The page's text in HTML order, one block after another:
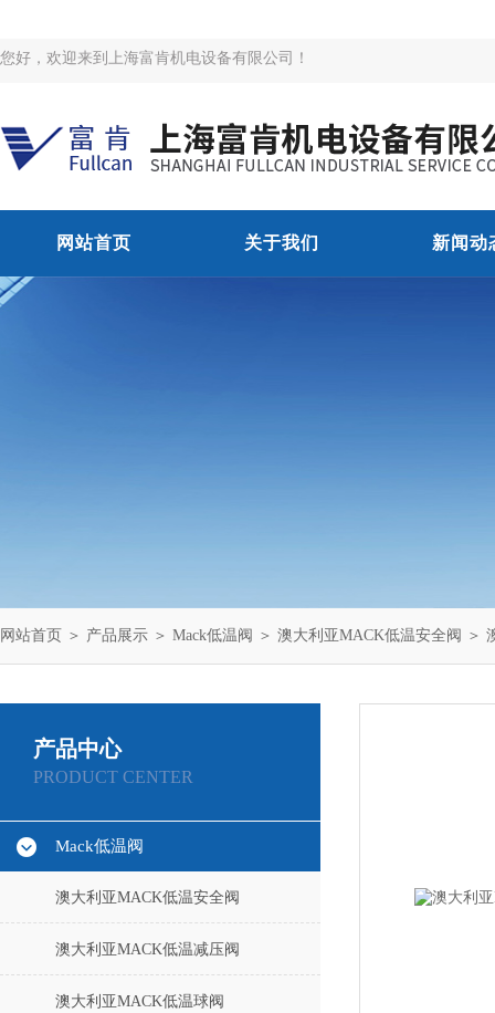
您好，欢迎来到上海富肯机电设备有限公司！
网站首页 关于我们 新闻动
网站首页 ＞ 产品展示 ＞ Mack低温阀 ＞ 澳大利亚MACK低温安全阀 ＞
产品中心
PRODUCT CENTER
Mack低温阀
澳大利亚MACK低温安全阀
澳大利亚MACK低温减压阀
澳大利亚MACK低温球阀